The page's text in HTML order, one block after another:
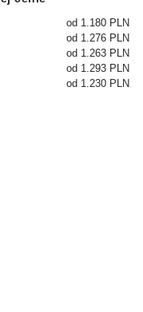
od 1.180 PLN
od 1.276 PLN
od 1.263 PLN
od 1.293 PLN
od 1.230 PLN